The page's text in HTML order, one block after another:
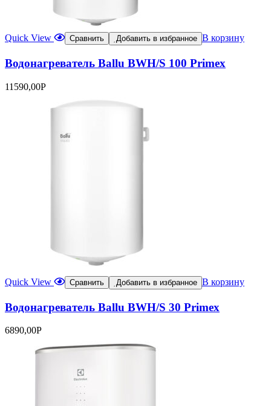
Quick View Сравнить Добавить в избранное В корзину
Водонагреватель Ballu BWH/S 100 Primex
11590,00Р
Quick View Сравнить Добавить в избранное В корзину
Водонагреватель Ballu BWH/S 30 Primex
6890,00Р